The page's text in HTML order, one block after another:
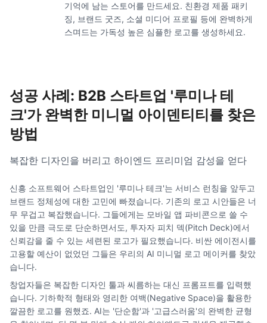
기억에 남는 스토어를 만드세요. 친환경 제품 패키
징, 브랜드 굿즈, 소셜 미디어 프로필 등에 완벽하게
스며드는 가독성 높은 심플한 로고를 생성하세요.
성공 사례: B2B 스타트업 '루미나 테
크'가 완벽한 미니멀 아이덴티티를 찾은
방법
복잡한 디자인을 버리고 하이엔드 프리미엄 감성을 얻다
신흥 소프트웨어 스타트업인 '루미나 테크'는 서비스 런칭을 앞두고
브랜드 정체성에 대한 고민에 빠졌습니다. 기존의 로고 시안들은 너
무 무겁고 복잡했습니다. 그들에게는 모바일 앱 파비콘으로 쓸 수
있을 만큼 극도로 단순하면서도, 투자자 피치 덱(Pitch Deck)에서
신뢰감을 줄 수 있는 세련된 로고가 필요했습니다. 비싼 에이전시를
고용할 예산이 없었던 그들은 우리의 AI 미니멀 로고 메이커를 찾았
습니다.
창업자들은 복잡한 디자인 툴과 씨름하는 대신 프롬프트를 입력했
습니다. 기하학적 형태와 영리한 여백(Negative Space)을 활용한
깔끔한 로고를 원했죠. AI는 '단순함'과 '고급스러움'의 완벽한 균형